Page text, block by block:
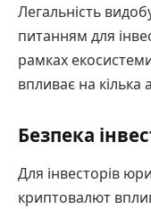
Легальність
питанням для
рамках
впливає на кілька
Безпека
Для інвесторів
криптовалют